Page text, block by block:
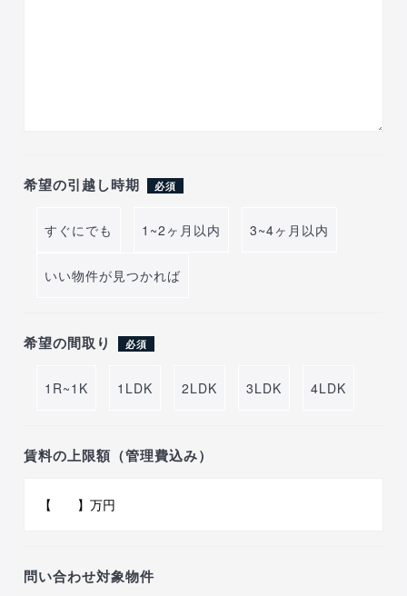
希望の引越し時期 必須
すぐにでも 1~2ヶ月以内 3~4ヶ月以内
いい物件が見つかれば
希望の間取り 必須
1R~1K 1LDK 2LDK 3LDK 4LDK
賃料の上限額（管理費込み）
問い合わせ対象物件